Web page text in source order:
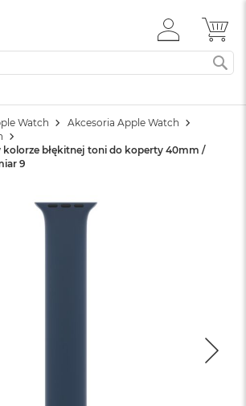
ZALOGUJ
SIĘ
Watch
Akcesoria Apple Watch
kolorze błękitnej toni do koperty 40mm /
9